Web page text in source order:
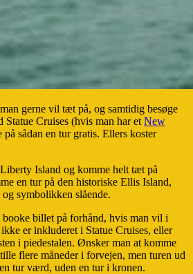
gerne vil tæt på, og samtidig besøge
Statue Cruises (hvis man har et New
på sådan en tur gratis. Ellers koster
Island og komme helt tæt på
en tur på den historiske Ellis Island,
symbolikken slående.
billet på forhånd, hvis man vil i
ikke er inkluderet i Statue Cruises, eller
i piedestalen. Ønsker man at komme
flere måneder i forvejen, men turen ud
tur værd, uden en tur i kronen.